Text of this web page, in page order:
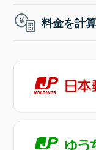
料金を計